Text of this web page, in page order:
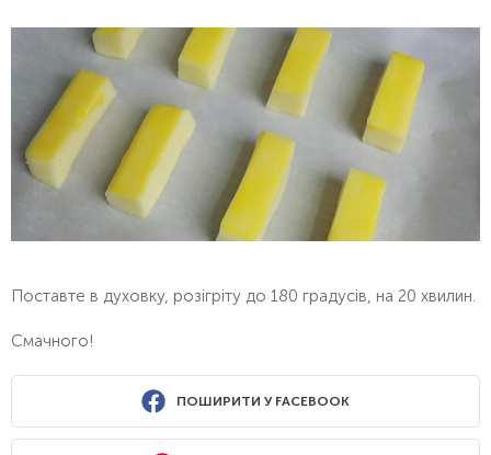
Поставте в духовку, розігріту до 180 градусів, на 20 хвилин.
Смачного!
ПОШИРИТИ У FACEBOOK